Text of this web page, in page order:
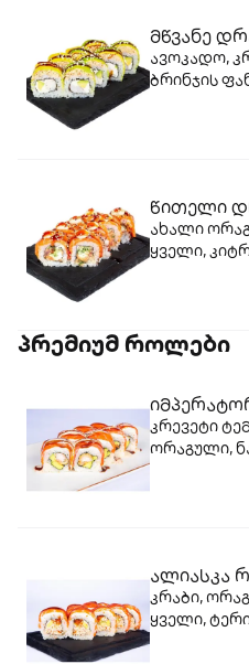
მწვანე
ავოკადო,
ბრინჯის
წითელი
ახალი
ყველი,
პრემიუმ როლები
კრევეტი
ორაგული,
ალიასკა
კრაბი,
ყველი,